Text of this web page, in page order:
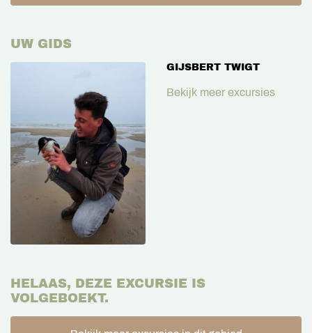
UW GIDS
GIJSBERT TWIGT
Bekijk meer excursies
HELAAS, DEZE EXCURSIE IS
VOLGEBOEKT.